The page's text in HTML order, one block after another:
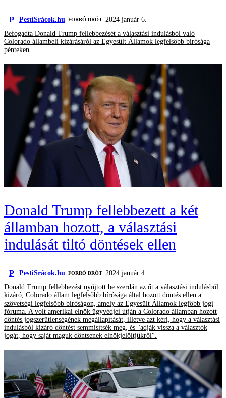
P PestiSrácok.hu FORRÓ DRÓT 2024 január 6.
Befogadta Donald Trump fellebbezését a választási indulásból való
Colorado állambeli kizárásáról az Egyesült Államok legfelsőbb bírósága
pénteken.
Donald Trump fellebbezett a két
államban hozott, a választási
indulását tiltó döntések ellen
P PestiSrácok.hu FORRÓ DRÓT
2024 január 4.
Donald Trump fellebbezést nyújtott be szerdán az őt a választási indulásból
kizáró, Colorado állam legfelsőbb bírósága által hozott döntés ellen a
szövetségi legfelsőbb bíróságon, amely az Egyesült Államok legfőbb jogi
fóruma. A volt amerikai elnök ügyvédjei útján a Colorado államban hozott
döntés jogszerűtlenségének megállapítását, illetve azt kéri, hogy a választási
indulásból kizáró döntést semmisítsék meg, és "adják vissza a választók
jogát, hogy saját maguk döntsenek elnökjelöltjükről".